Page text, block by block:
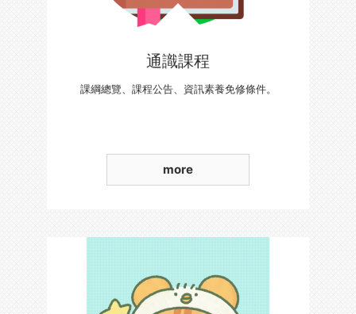
通識課程
課綱總覽、課程公告、資訊素養免修條件。
more